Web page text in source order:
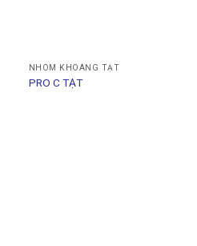
NHÓM KHOÁNG TẠT
PRO C TẠT